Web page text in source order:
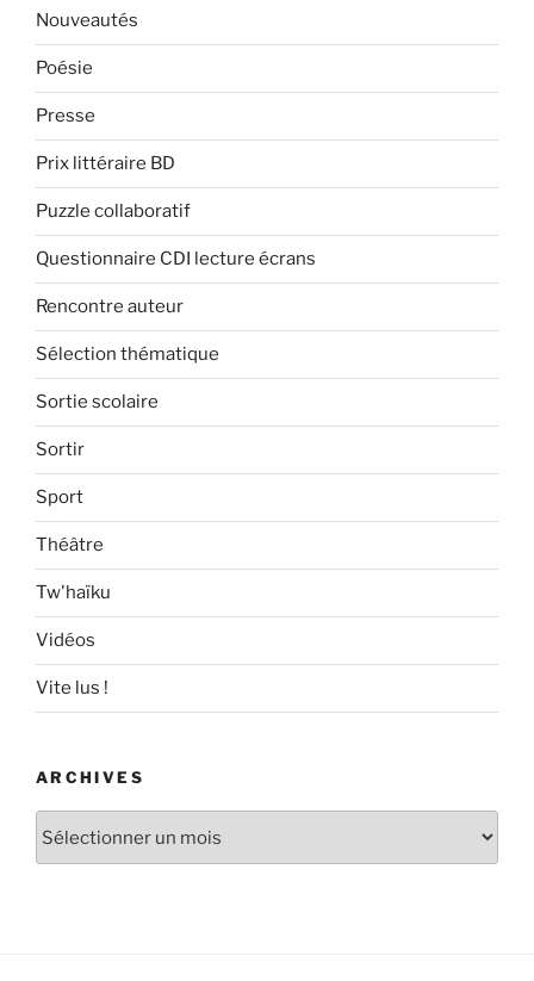
Nouveautés
Poésie
Presse
Prix littéraire BD
Puzzle collaboratif
Questionnaire CDI lecture écrans
Rencontre auteur
Sélection thématique
Sortie scolaire
Sortir
Sport
Théâtre
Tw'haïku
Vidéos
Vite lus !
ARCHIVES